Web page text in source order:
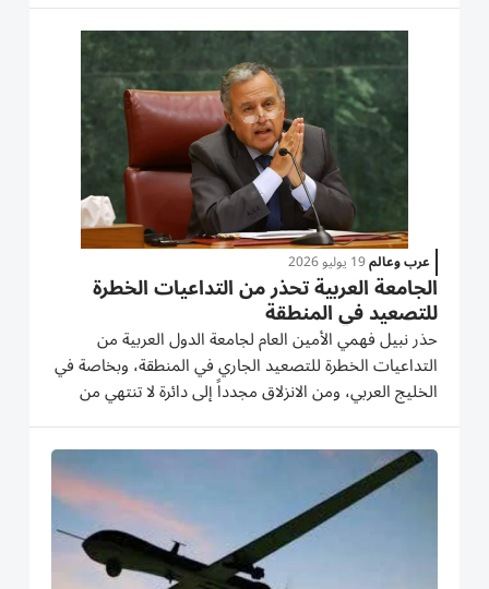
وقال الوزير في بيان: «مساء الأحد، كان اثنان من موظفي
سفارة فرنسا...
عرب وعالم19 يوليو 2026
الجامعة العربية تحذر من التداعيات الخطرة
للتصعيد في المنطقة
حذر نبيل فهمي الأمين العام لجامعة الدول العربية من
التداعيات الخطرة للتصعيد الجاري في المنطقة، وبخاصة في
الخليج العربي، ومن الانزلاق مجدداً إلى دائرة لا تنتهي من
العُنف. وناشد فهمي، في بيان أصدرته الجامعة العربية اليوم،
كلاً من الولايات المتحدة وإيران العمل بشكل فوري على...